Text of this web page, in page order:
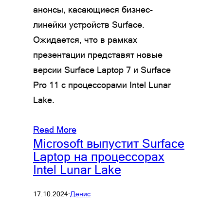
анонсы, касающиеся бизнес-
линейки устройств Surface.
Ожидается, что в рамках
презентации представят новые
версии Surface Laptop 7 и Surface
Pro 11 с процессорами Intel Lunar
Lake.
Read More
Microsoft выпустит Surface
Laptop на процессорах
Intel Lunar Lake
17.10.2024·Денис